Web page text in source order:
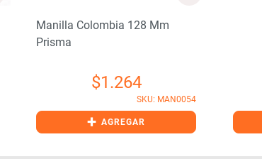
Manilla Colombia 128 Mm
Prisma
$1.264
SKU: MAN0054
+ AGREGAR